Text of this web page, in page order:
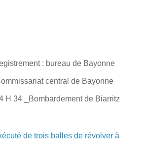
: bureau de Bayonne
central de Bayonne
34 _Bombardement de Biarritz
de trois balles de révolver à